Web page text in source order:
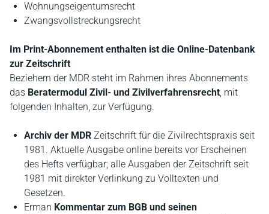
Wohnungseigentumsrecht
Zwangsvollstreckungsrecht
Im Print-Abonnement enthalten ist die Online-Datenbank
zur Zeitschrift
Beziehern der MDR steht im Rahmen ihres Abonnements
das Beratermodul Zivil- und Zivilverfahrensrecht, mit
folgenden Inhalten, zur Verfügung.
Archiv der MDR Zeitschrift für die Zivilrechtspraxis seit
1981. Aktuelle Ausgabe online bereits vor Erscheinen
des Hefts verfügbar; alle Ausgaben der Zeitschrift seit
1981 mit direkter Verlinkung zu Volltexten und
Gesetzen.
Erman Kommentar zum BGB und seinen